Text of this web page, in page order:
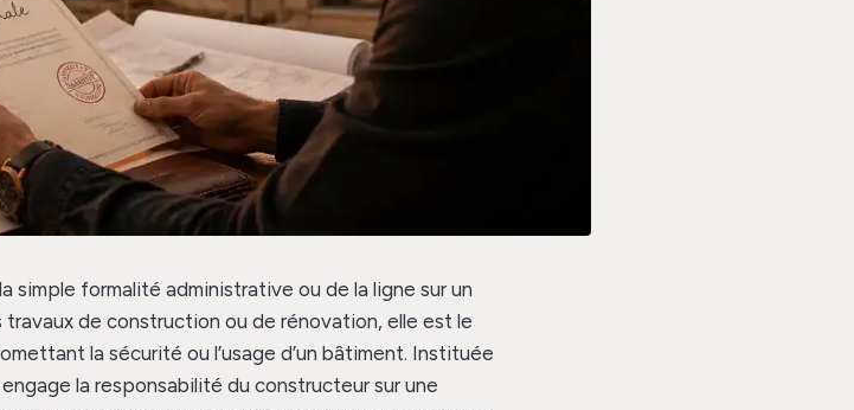
simple formalité administrative ou de la ligne sur un
de construction ou de rénovation, elle est le
la sécurité ou l’usage d’un bâtiment. Instituée
la responsabilité du constructeur sur une